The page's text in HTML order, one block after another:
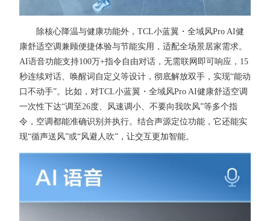
除核心降温与健康功能外，TCL小蓝翼・全域风Pro AI健
康舒适空调兼顾便捷体验与节能实用，适配全场景居家需求。
AI语音功能支持100万+指令自由对话，无需联网即可响应，15
秒连续对话、唤醒词自定义等设计，彻底解放双手，实现“能动
口不动手”。比如，对TCL小蓝翼・全域风Pro AI健康舒适空调
一次性下达“调至26度、风速调小、不要向我吹风”等多个指
令，空调都能准确识别并执行。结合声源定位功能，它还能实
现“循声送风”或“风避人吹”，让交互更加智能。